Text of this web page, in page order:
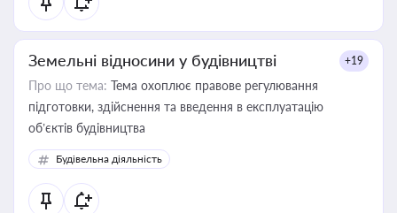
Земельні відносини у будівництві +19
Про що тема: Тема охоплює правове регулювання
підготовки, здійснення та введення в експлуатацію
об’єктів будівництва
Будівельна діяльність